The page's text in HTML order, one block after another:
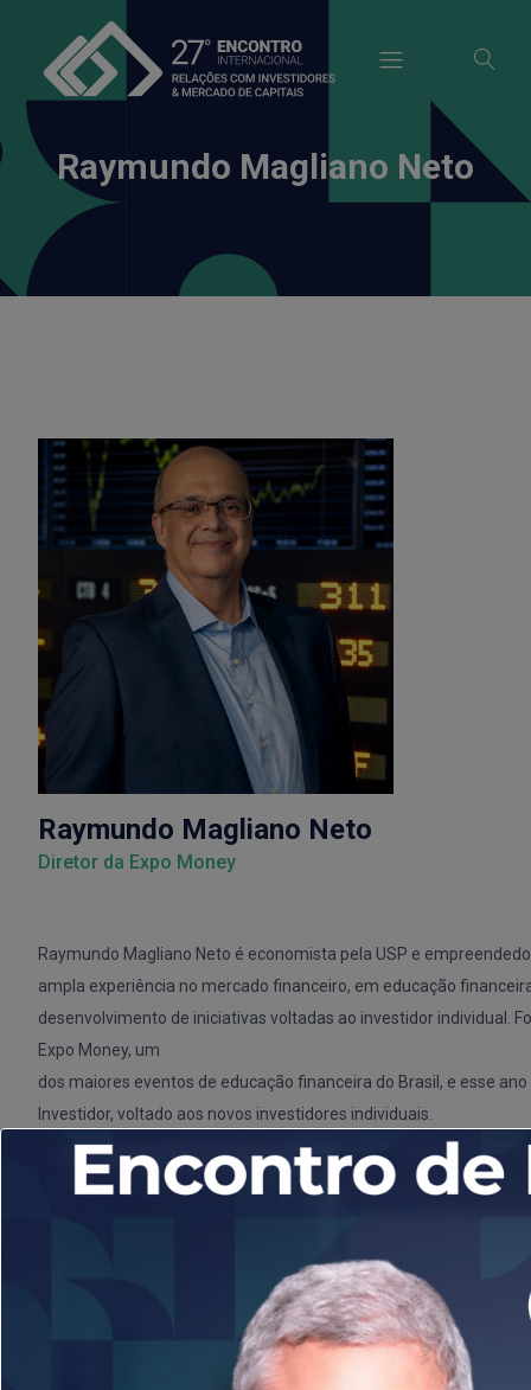
Raymundo Magliano Neto
Raymundo Magliano Neto
Diretor da Expo Money
Raymundo Magliano Neto é economista pela USP e
ampla experiência no mercado financeiro, em educação
desenvolvimento de iniciativas voltadas ao investidor individual.
Expo Money, um
dos maiores eventos de educação financeira do Brasil, e esse
Investidor, voltado aos novos investidores individuais.
Foi CEO da MAGLIANO Corretora de Valores, onde liderou
reestruturação, fortalecimento da governança e expansão dos
Acredita no poder da educação, da inovação e da boa
transformação econômica e social.